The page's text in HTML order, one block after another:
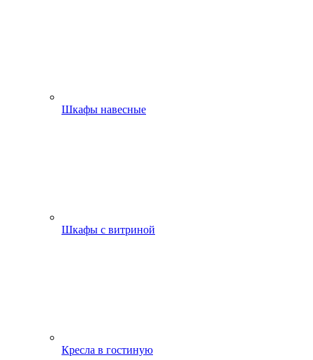
Шкафы навесные
Шкафы с витриной
Кресла в гостиную